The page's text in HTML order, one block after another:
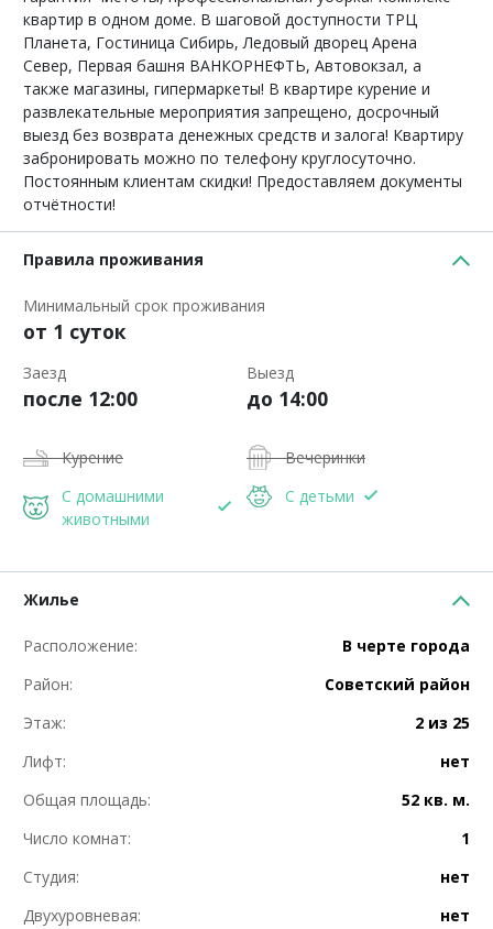
квартир в одном доме. В шаговой доступности ТРЦ
Планета, Гостиница Сибирь, Ледовый дворец Арена
Север, Первая башня ВАНКОРНЕФТЬ, Автовокзал, а
также магазины, гипермаркеты! В квартире курение и
развлекательные мероприятия запрещено, досрочный
выезд без возврата денежных средств и залога! Квартиру
забронировать можно по телефону круглосуточно.
Постоянным клиентам скидки! Предоставляем документы
отчётности!
Правила проживания
Минимальный срок проживания
от 1 суток
Заезд
после 12:00
Выезд
до 14:00
Курение
Вечеринки
С домашними
животными
С детьми
Жилье
Расположение:
В черте города
Район:
Советский район
Этаж:
2 из 25
Лифт:
нет
Общая площадь:
52 кв. м.
Число комнат:
1
Студия:
нет
Двухуровневая:
нет